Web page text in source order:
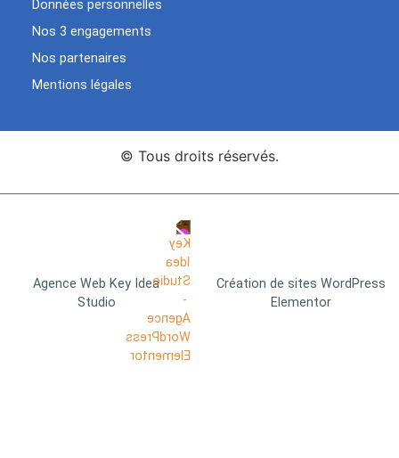
Données personnelles
Nos 3 engagements
Nos partenaires
Mentions légales
© Tous droits réservés.
Agence Web Key Idea
Studio
Création de sites WordPress
Elementor